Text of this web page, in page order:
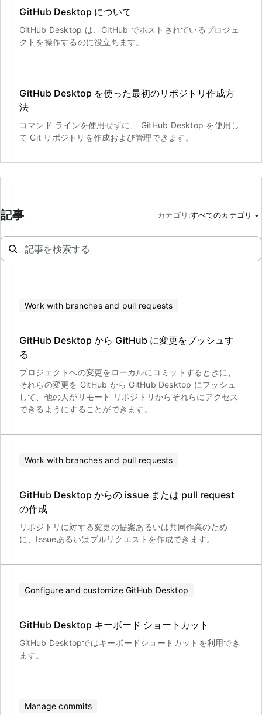
GitHub Desktop について
GitHub Desktop は、GitHub でホストされているプロジェ
クトを操作するのに役立ちます。
GitHub Desktop を使った最初のリポジトリ作成方
法
コマンド ラインを使用せずに、 GitHub Desktop を使用し
て Git リポジトリを作成および管理できます。
記事 カテゴリ :すべてのカテゴリ
Work with branches and pull requests
GitHub Desktop から GitHub に変更をプッシュす
る
プロジェクトへの変更をローカルにコミットするときに、
それらの変更を GitHub から GitHub Desktop にプッシュ
して、他の人がリモート リポジトリからそれらにアクセス
できるようにすることができます。
Work with branches and pull requests
GitHub Desktop からの issue または pull request
の作成
リポジトリに対する変更の提案あるいは共同作業のため
に、Issueあるいはプルリクエストを作成できます。
Configure and customize GitHub Desktop
GitHub Desktop キーボード ショートカット
GitHub Desktopではキーボードショートカットを利用でき
ます。
Manage commits